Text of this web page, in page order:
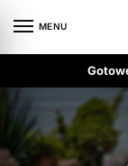
MENU